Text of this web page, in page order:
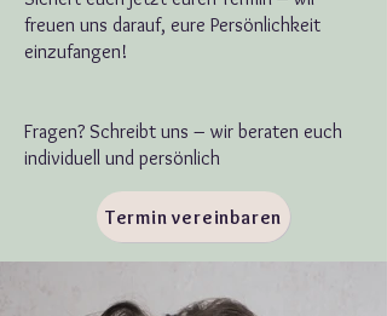
freuen uns darauf, eure Persönlichkeit
einzufangen!
Fragen? Schreibt uns – wir beraten euch
individuell und persönlich
Termin vereinbaren